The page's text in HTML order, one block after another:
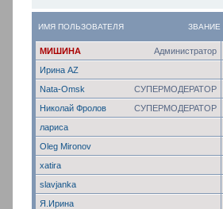
ЗВАНИЕ
ИМЯ ПОЛЬЗОВАТЕЛЯ
Администратор
МИШИНА
Ирина AZ
СУПЕРМОДЕРАТОР
Nata-Omsk
СУПЕРМОДЕРАТОР
Николай Фролов
лариса
Oleg Mironov
xatira
slavjanka
Я.Ирина